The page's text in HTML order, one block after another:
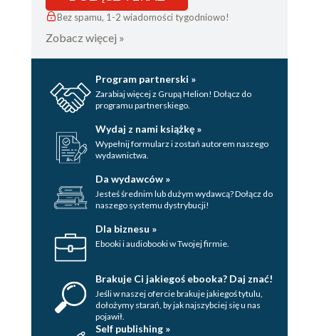
Bez spamu, 1-2 wiadomości tygodniowo!
Zobacz więcej »
Program partnerski »
Zarabiaj więcej z Grupą Helion! Dołącz do
programu partnerskiego.
Wydaj z nami książkę »
Wypełnij formularz i zostań autorem naszego
wydawnictwa.
Da wydawców »
Jesteś średnim lub dużym wydawcą? Dołącz do
naszego systemu dystrybucji!
Dla biznesu »
Ebooki i audiobooki w Twojej firmie.
Brakuje Ci jakiegoś ebooka? Daj znać!
Jeśli w naszej ofercie brakuje jakiegoś tytulu,
dołożymy starań, by jak najszybciej się u nas
pojawił.
Self publishing »